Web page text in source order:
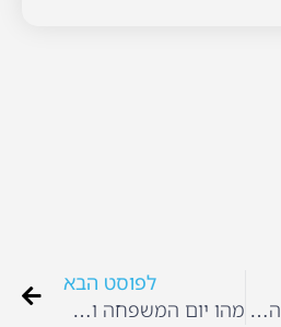
מחפשים דפי צביעה לילדים? דפי צביעה דיסני להדפסה
לפוסט הבא
מהו יום המשפחה ואיך חוגגים?